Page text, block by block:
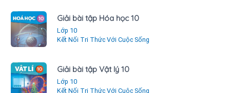
Giải bài tập Hóa học 10
Lớp 10
Kết Nối Tri Thức Với Cuộc Sống
Giải bài tập Vật lý 10
Lớp 10
Kết Nối Tri Thức Với Cuộc Sống